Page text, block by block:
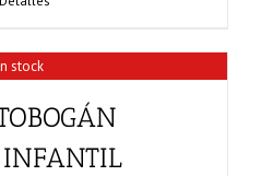
stock
INFANTIL